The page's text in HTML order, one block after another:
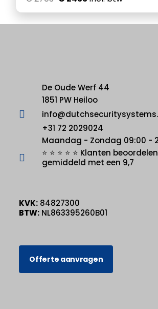
De Oude Werf 44
1851 PW Heiloo
+31 72 2029024
Maandag - Zondag 09:00 -
⭐ ⭐ ⭐ ⭐ ⭐ Klanten
gemiddeld met een 9,7
KVK: 84827300
BTW: NL863395260B01
Offerte aanvragen